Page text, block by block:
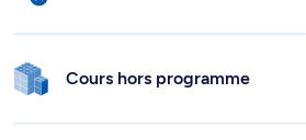
Cours hors programme